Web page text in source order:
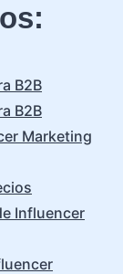
B2B
B2B
Marketing
Influencer